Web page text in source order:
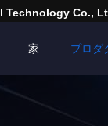
Technology Co.,
家 プロダ